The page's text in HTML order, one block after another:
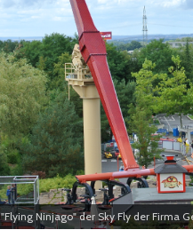
"Flying Ninjago" der Sky Fly der Firma